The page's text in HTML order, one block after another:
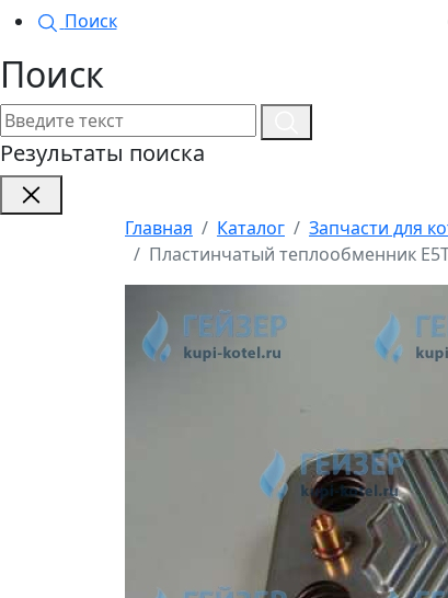
Поиск
Поиск
Результаты поиска
Главная Каталог Запчасти для
Пластинчатый теплообменник